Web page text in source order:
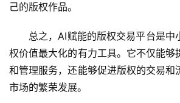
己的版权作品。
总之，AI赋能的版权交易平台是中
权价值最大化的有力工具。它不仅能够
和管理服务，还能够促进版权的交易和
市场的繁荣发展。